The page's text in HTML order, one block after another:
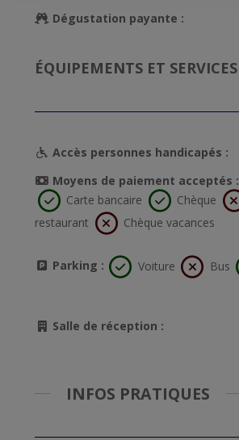
Dégustation payante :
ÉQUIPEMENTS ET SERVICES
Accès personnes handicapés :
Moyens de paiement acceptés :
Carte bancaire
Chèque
restaurant
Chèque vacances
Parking : Voiture Bus
Salle de réception :
INFOS PRATIQUES